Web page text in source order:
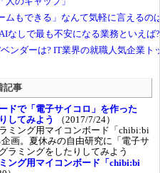
記事
ドで「電子サイコロ」を作った
してみよう
（2017/7/24）
ミング用マイコンボード「chibi:bi
画。夏休みの自由研究に「電子サ
ラミングをしたりしてみよう
ング用マイコンボード「chibi:bi